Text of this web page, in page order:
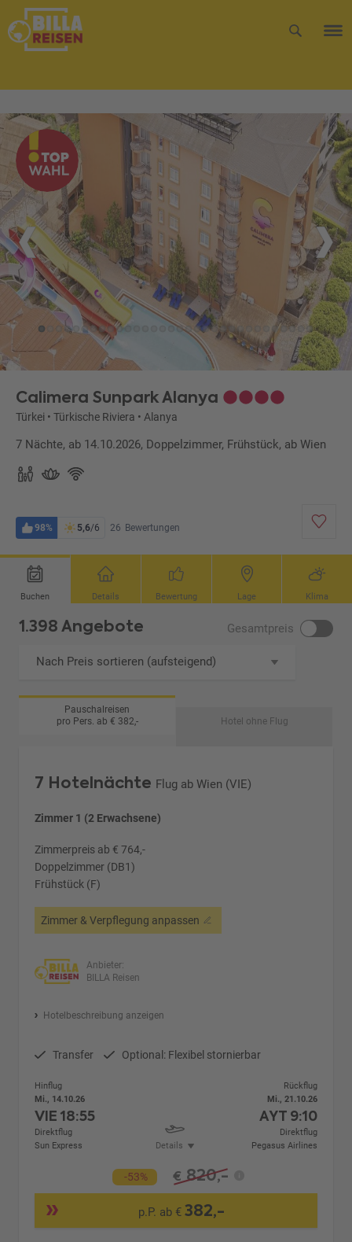
Calimera Sunpark Alanya
Türkei • Türkische Riviera • Alanya
7 Nächte, ab 14.10.2026, Doppelzimmer, Frühstück, ab Wien
98% 5,6/6 26 Bewertungen
Buchen Details Bewertung Lage Klima
1.398 Angebote Gesamtpreis
Nach Preis sortieren (aufsteigend)
Pauschalreisen
pro Pers. ab € 382,-
Hotel ohne Flug
7 Hotelnächte Flug ab Wien (VIE)
Zimmer 1 (2 Erwachsene)
Zimmerpreis ab € 764,-
Doppelzimmer (DB1)
Frühstück (F)
Zimmer & Verpflegung anpassen
Anbieter:
BILLA Reisen
Hotelbeschreibung anzeigen
Transfer Optional: Flexibel stornierbar
Hinflug
Mi., 14.10.26
VIE18:55
Direktflug
Sun Express
Details
Rückflug
Mi., 21.10.26
AYT 9:10
Direktflug
Pegasus Airlines
-53% € 820,-
p.P. ab €382,-